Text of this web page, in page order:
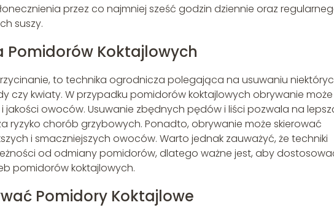
przez co najmniej sześć godzin dziennie oraz
suszy.
Pomidorów Koktajlowych
to technika ogrodnicza polegająca na usuwaniu
czy kwiaty. W przypadku pomidorów koktajlowych obrywanie może
jakości owoców. Usuwanie zbędnych pędów i liści pozwala na
ryzyko chorób grzybowych. Ponadto, obrywanie może skierować
i smaczniejszych owoców. Warto jednak zauważyć, że techniki
od odmiany pomidorów, dlatego ważne jest, aby
pomidorów koktajlowych.
Pomidory Koktajlowe